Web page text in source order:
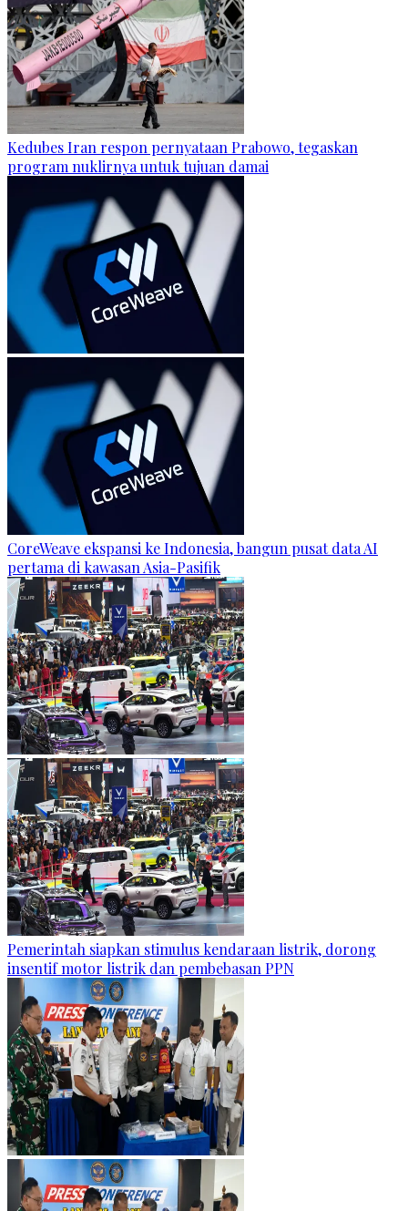
Kedubes Iran respon pernyataan Prabowo, tegaskan
program nuklirnya untuk tujuan damai
CoreWeave ekspansi ke Indonesia, bangun pusat data AI
pertama di kawasan Asia-Pasifik
Pemerintah siapkan stimulus kendaraan listrik, dorong
insentif motor listrik dan pembebasan PPN